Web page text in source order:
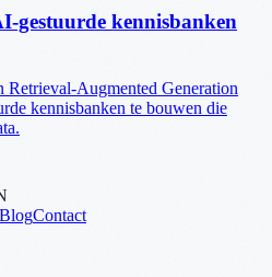
gestuurde kennisbanken
Retrieval-Augmented Generation
kennisbanken te bouwen die
BlogContact